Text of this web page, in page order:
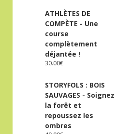
ATHLÈTES DE
COMPÈTE - Une
course
complètement
déjantée !
30.00€
STORYFOLS : BOIS
SAUVAGES - Soignez
la forêt et
repoussez les
ombres